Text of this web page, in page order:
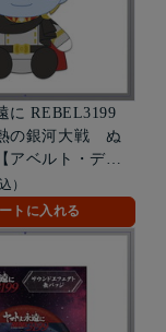
に REBEL3199
の銀河大戦 ぬ
ベルト・デス
）
トに入れる